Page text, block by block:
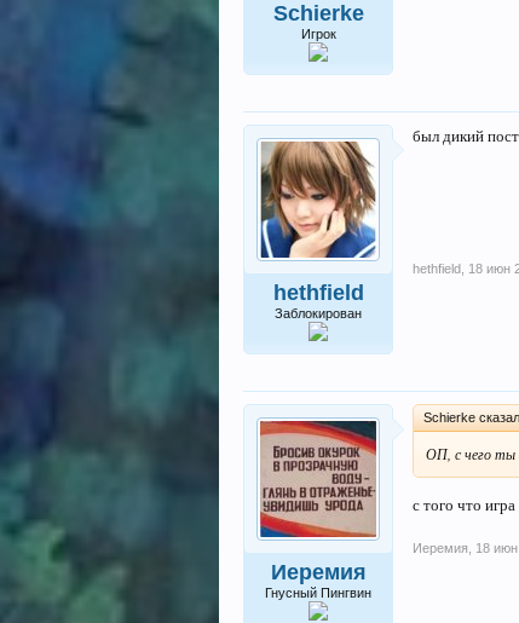
Schierke
Игрок
hethfield
Заблокирован
был дикий
hethfield 18 июн
Иеремия
Гнусный Пингвин
Schierke
ОП, с чего ты
с того что
Иеремия 18